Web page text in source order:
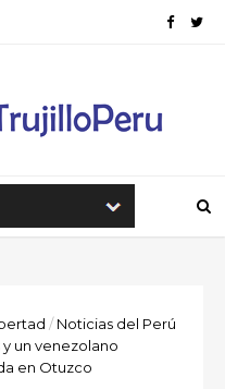
/ Noticias del Perú
un venezolano
en Otuzco